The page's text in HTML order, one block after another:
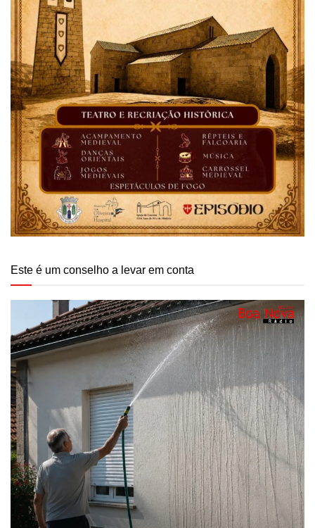
Este é um conselho a levar em conta